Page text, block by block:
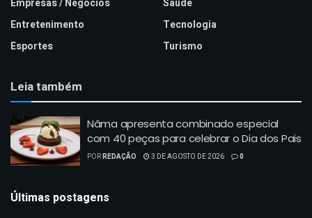
Empresas / Negócios
Entretenimento
Esportes
Saúde
Tecnologia
Turismo
Leia também
Nãma apresenta combinado especial
com 40 peças para celebrar o Dia dos Pais
PORREDAÇÃO 3 DE AGOSTO DE 2026 0
Últimas postagens